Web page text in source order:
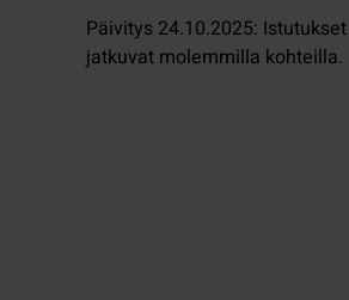
Päivitys 24.10.2025: Istutukset
jatkuvat molemmilla kohteilla.